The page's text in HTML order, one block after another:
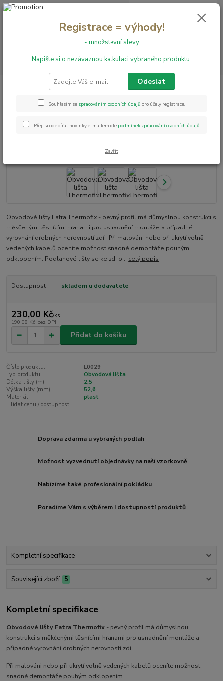
Hledat
+420 731 199 591 0,00 Kč
Obvodové lišty Obvodové lišty Thermofix
Obvodová lišta
Obvodová lišta Thermofix L0029
Obvodové lišty Fatra Thermofix - pevný profil má důmyslnou konstrukci s
měkčenými těsnícími hranami pro usnadnění montáže a případné
vyrovnání drobných nerovností zdí. Při malováni nebo při ukrytí volně
vedených kabelů oceníte možnost snadné demontáže pouhým
odklopením. Podlahové lišty se ke zdi p... celý popis
Dostupnost skladem u dodavatele
230,00 Kč/ks
190,08 Kč bez DPH
Přidat do košíku
Číslo produktu:
L0029
Typ produktu:
Obvodová lišta
Délka lišty (m):
2,5
Výška lišty (mm):
52,6
Materiál:
plast
Hlídat cenu / dostupnost
Doprava zdarma u vybraných podlah
Možnost vyzvednutí objednávky na naší vzorkovně
Nabízíme také profesionální pokládku
Poradíme Vám s výběrem i dostupností produktů
Kompletní specifikace
Související zboží 5
Kompletní specifikace
Obvodové lišty Fatra Thermofix - pevný profil má důmyslnou
konstrukci s měkčenými těsnícími hranami pro usnadnění montáže a
případné vyrovnání drobných nerovností zdí.
Při malováni nebo při ukrytí volně vedených kabelů oceníte možnost
snadné demontáže pouhým odklopením.
Registrace = výhody!
- množstevní slevy
Napište si o nezávaznou kalkulaci vybraného produktu.
Odeslat
Souhlasím se zpracováním osobních údajů pro účely registrace.
Přeji si odebírat novinky e-mailem dle podmínek zpracování osobních údajů.
Zavřít